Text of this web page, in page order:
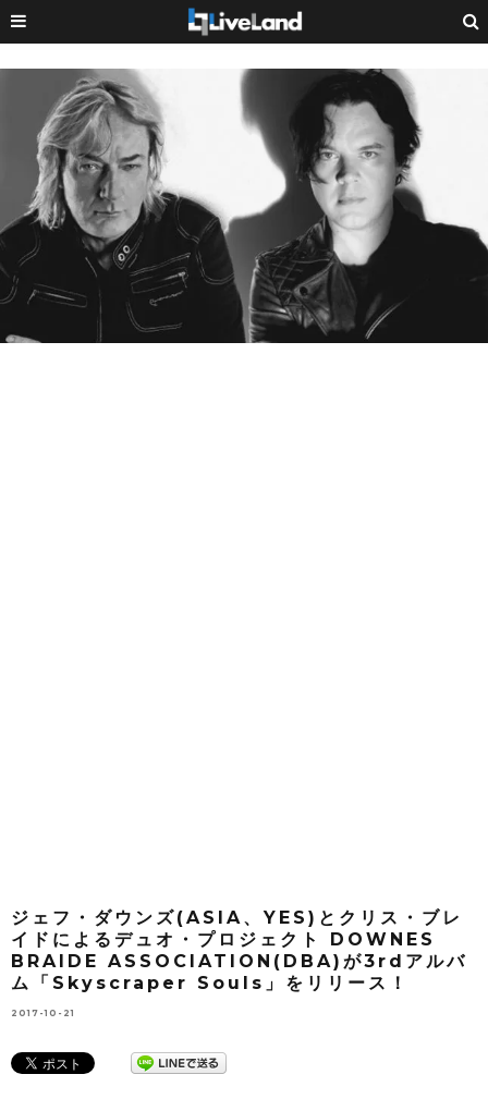
ジェフ・ダウンズ(ASIA、YES)とクリス・ブレ
イドによるデュオ・プロジェクト DOWNES
BRAIDE ASSOCIATION(DBA)が3rdアルバ
ム「Skyscraper Souls」をリリース！
2017-10-21